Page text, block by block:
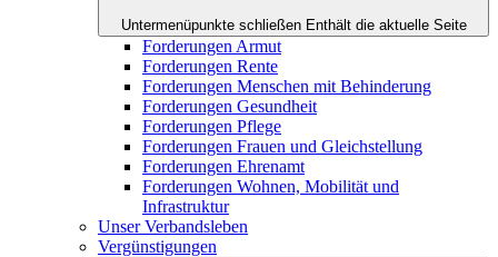
Untermenüpunkte schließen Enthält die aktuelle Seite
Forderungen Armut
Forderungen Rente
Forderungen Menschen mit Behinderung
Forderungen Gesundheit
Forderungen Pflege
Forderungen Frauen und Gleichstellung
Forderungen Ehrenamt
Forderungen Wohnen, Mobilität und
Infrastruktur
Unser Verbandsleben
Vergünstigungen